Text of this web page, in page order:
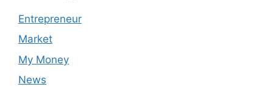
Entrepreneur
Market
My Money
News